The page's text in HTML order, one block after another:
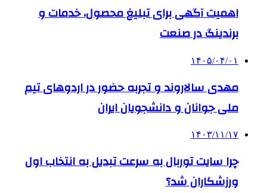
اهمیت آگهی برای تبلیغ محصول، خدمات و
برندینگ در صنعت
۱۴۰۵/۰۴/۰۱
مهدی سالاروند و تجربه حضور در اردوهای تیم
ملی جوانان و دانشجویان ایران
۱۴۰۳/۱۱/۱۷
چرا سایت توربال به ‌سرعت تبدیل به انتخاب اول
ورزشکاران شد؟